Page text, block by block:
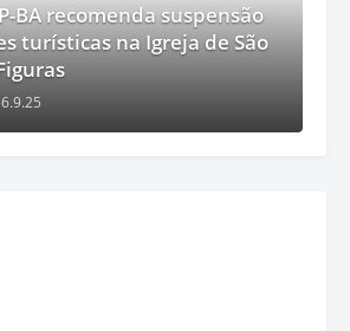
BA recomenda suspensão
turísticas na Igreja de São